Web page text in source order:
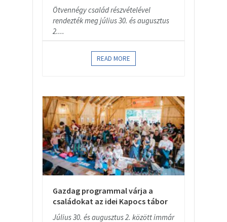
Ötvennégy család részvételével
rendezték meg július 30. és augusztus
2....
READ MORE
Gazdag programmal várja a
családokat az idei Kapocs tábor
Július 30. és augusztus 2. között immár